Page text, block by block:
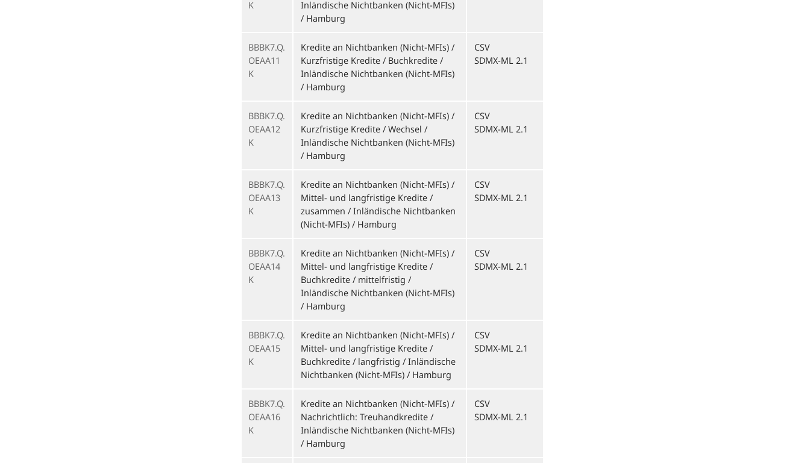
K
Inländische Nichtbanken (Nicht-MFIs)
/ Hamburg
BBBK7.Q.
OEAA11
K
Kredite an Nichtbanken (Nicht-MFIs) /
Kurzfristige Kredite / Buchkredite /
Inländische Nichtbanken (Nicht-MFIs)
/ Hamburg
CSV
SDMX-ML 2.1
BBBK7.Q.
OEAA12
K
Kredite an Nichtbanken (Nicht-MFIs) /
Kurzfristige Kredite / Wechsel /
Inländische Nichtbanken (Nicht-MFIs)
/ Hamburg
CSV
SDMX-ML 2.1
BBBK7.Q.
OEAA13
K
Kredite an Nichtbanken (Nicht-MFIs) /
Mittel- und langfristige Kredite /
zusammen / Inländische Nichtbanken
(Nicht-MFIs) / Hamburg
CSV
SDMX-ML 2.1
BBBK7.Q.
OEAA14
K
Kredite an Nichtbanken (Nicht-MFIs) /
Mittel- und langfristige Kredite /
Buchkredite / mittelfristig /
Inländische Nichtbanken (Nicht-MFIs)
/ Hamburg
CSV
SDMX-ML 2.1
BBBK7.Q.
OEAA15
K
Kredite an Nichtbanken (Nicht-MFIs) /
Mittel- und langfristige Kredite /
Buchkredite / langfristig / Inländische
Nichtbanken (Nicht-MFIs) / Hamburg
CSV
SDMX-ML 2.1
BBBK7.Q.
OEAA16
K
Kredite an Nichtbanken (Nicht-MFIs) /
Nachrichtlich: Treuhandkredite /
Inländische Nichtbanken (Nicht-MFIs)
/ Hamburg
CSV
SDMX-ML 2.1